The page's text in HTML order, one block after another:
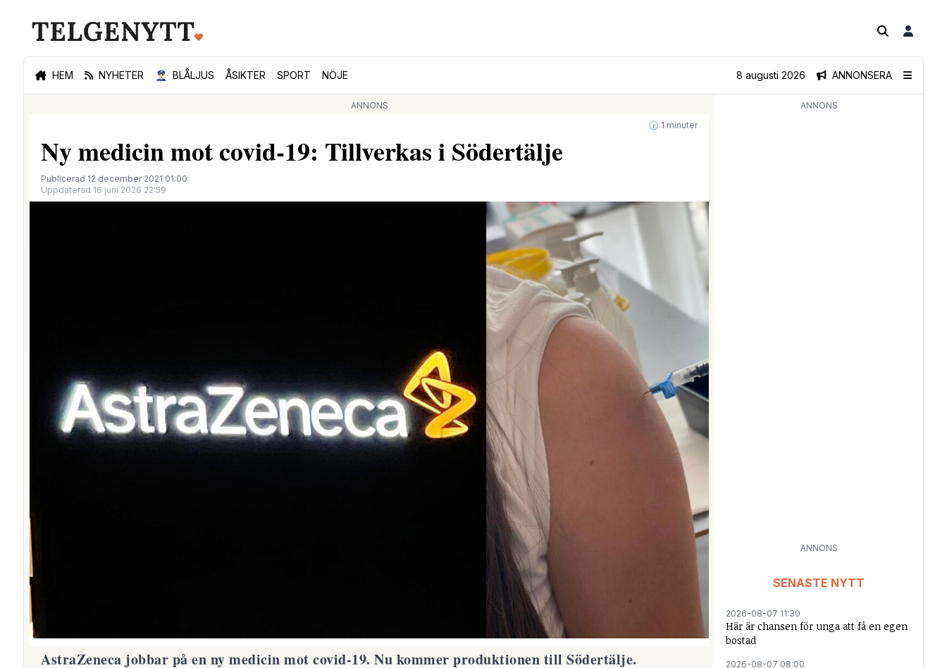
HEM NYHETER 👮🏻‍♂️ BLÅLJUS ÅSIKTER SPORT NÖJE ANNONSERA
8 augusti 2026
ANNONS
🕝 1 minuter
Ny medicin mot covid-19: Tillverkas i Södertälje
Publicerad 12 december 2021 01:00
Uppdaterad 16 juni 2026 22:59
AstraZeneca jobbar på en ny medicin mot covid-19. Nu kommer produktionen till Södertälje.
ANNONS
ANNONS
SENASTE NYTT
2026-08-07 11:30
Här är chansen för unga att få en egen
bostad
2026-08-07 08:00